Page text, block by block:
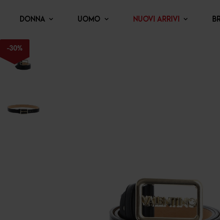
DONNA UOMO NUOVI ARRIVI
-30%